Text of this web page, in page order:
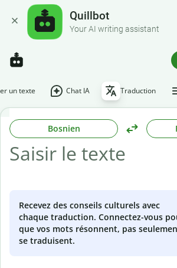
Quillbot
Your AI writing assistant
un texte Chat IA Traduction
Bosnien
Recevez des conseils culturels avec
chaque traduction. Connectez-vous
que vos mots résonnent, pas
se traduisent.